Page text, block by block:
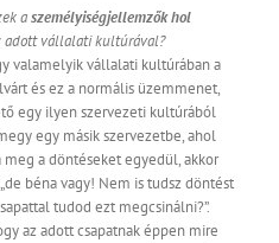
aszemélyiségjellemzők hol
vállalati kultúrával?
valamelyik vállalati kultúrában a
és ez a normális üzemmenet,
egy ilyen szervezeti kultúrából
egy másik szervezetbe, ahol
a döntéseket egyedül, akkor
béna vagy! Nem is tudsz döntést
tudod ezt megcsinálni?”.
az adott csapatnak éppen mire